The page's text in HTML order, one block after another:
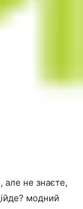
але не знаєте,
модний